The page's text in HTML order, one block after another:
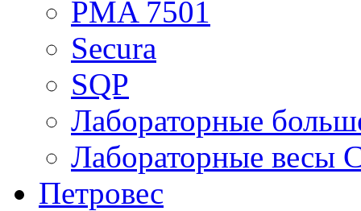
PMA 7501
Secura
SQP
Лабораторные
Лабораторные весы
Петровес